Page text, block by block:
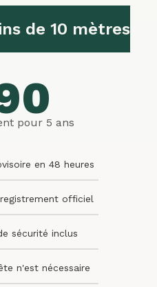
de 10 mètres
pour 5 ans
en 48 heures
officiel
sécurité inclus
n'est nécessaire